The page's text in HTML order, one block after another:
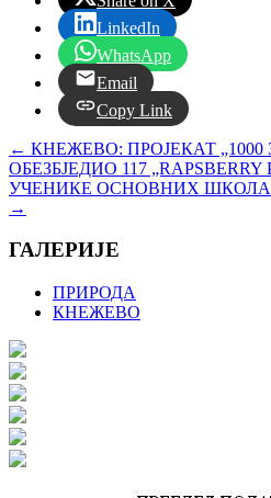
LinkedIn
WhatsApp
Email
Copy Link
← КНЕЖЕВО: ПРОЈЕКАТ
ОБЕЗБЈЕДИО 117
УЧЕНИКЕ ОСНОВНИХ
→
ГАЛЕРИЈЕ
ПРИРОДА
КНЕЖЕВО